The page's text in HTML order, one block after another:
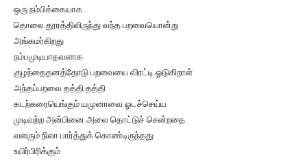
ஒரு நம்பிக்கையாக
தொலை தூரத்திலிருந்து வந்த பறவையொன்று
அங்கமர்கிறது
நம்பமுடியாதவளாக
குழந்தைதனத்தோடு பறவையை விரட்டி ஓடுகிறாள்
அந்தப்பறவை தத்தி தத்தி
கடற்கரையெங்கும் யமுனாவை ஓடச்செய்ய
முடிவற்ற அன்பினை அலை தொட்டுச் சென்றதை
வளரும் நிலா பார்த்துக் கொண்டிருந்தது
உயிர்பிரிக்கும்